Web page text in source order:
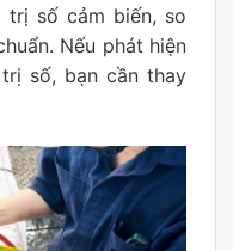
số cảm biến, so
Nếu phát hiện
số, bạn cần thay